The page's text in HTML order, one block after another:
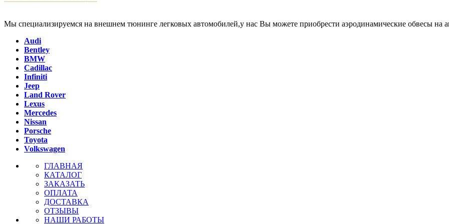
Мы специализируемся на внешнем тюнинге легковых автомобилей,у нас Вы можете приобрести аэродинамические обвесы на
Audi
Bentley
BMW
Cadillac
Infiniti
Jeep
Land Rover
Lexus
Mercedes
Nissan
Porsche
Toyota
Volkswagen
ГЛАВНАЯ
КАТАЛОГ
ЗАКАЗАТЬ
ОПЛАТА
ДОСТАВКА
ОТЗЫВЫ
НАШИ РАБОТЫ